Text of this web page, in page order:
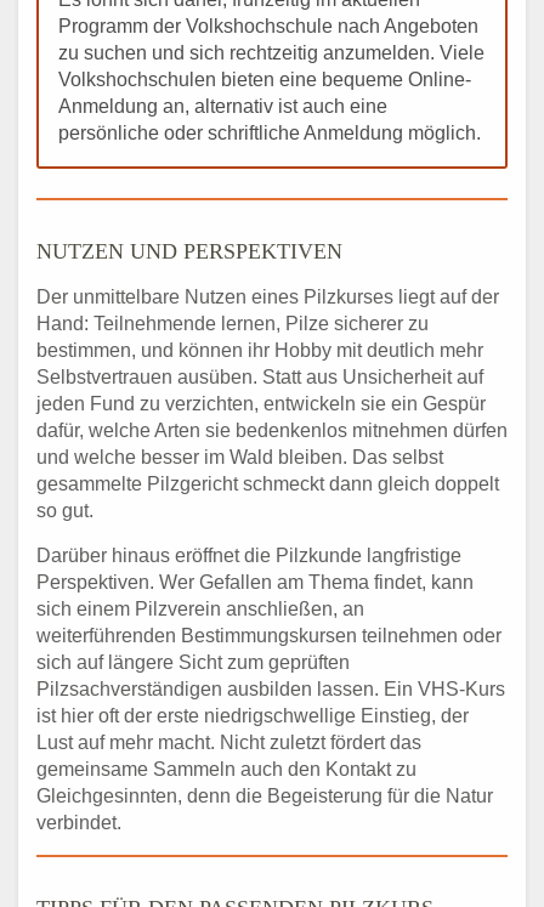
Programm der Volkshochschule nach Angeboten
zu suchen und sich rechtzeitig anzumelden. Viele
Volkshochschulen bieten eine bequeme Online-
Anmeldung an, alternativ ist auch eine
persönliche oder schriftliche Anmeldung möglich.
NUTZEN UND PERSPEKTIVEN
Der unmittelbare Nutzen eines Pilzkurses liegt auf der
Hand: Teilnehmende lernen, Pilze sicherer zu
bestimmen, und können ihr Hobby mit deutlich mehr
Selbstvertrauen ausüben. Statt aus Unsicherheit auf
jeden Fund zu verzichten, entwickeln sie ein Gespür
dafür, welche Arten sie bedenkenlos mitnehmen dürfen
und welche besser im Wald bleiben. Das selbst
gesammelte Pilzgericht schmeckt dann gleich doppelt
so gut.
Darüber hinaus eröffnet die Pilzkunde langfristige
Perspektiven. Wer Gefallen am Thema findet, kann
sich einem Pilzverein anschließen, an
weiterführenden Bestimmungskursen teilnehmen oder
sich auf längere Sicht zum geprüften
Pilzsachverständigen ausbilden lassen. Ein VHS-Kurs
ist hier oft der erste niedrigschwellige Einstieg, der
Lust auf mehr macht. Nicht zuletzt fördert das
gemeinsame Sammeln auch den Kontakt zu
Gleichgesinnten, denn die Begeisterung für die Natur
verbindet.